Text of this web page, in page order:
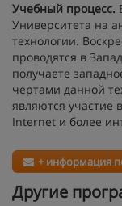
Учебный процесс.
Университета на
технологии.
проводятся в
получаете
чертами данной
являются участие
Internet и более
+ информация
Другие